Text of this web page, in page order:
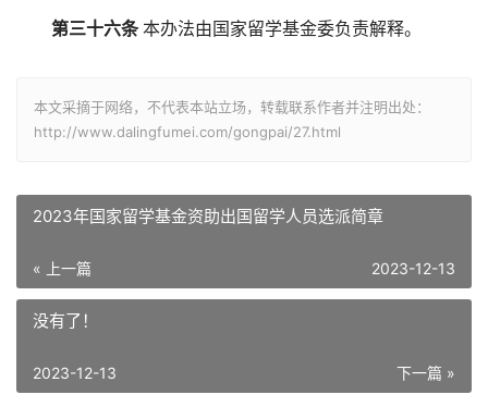
第三十六条本办法由国家留学基金委负责解释。
本文采摘于网络，不代表本站立场，转载联系作者并注明出处：
http://www.dalingfumei.com/gongpai/27.html
2023年国家留学基金资助出国留学人员选派简章
« 上一篇 2023-12-13
没有了！
下一篇 »
2023-12-13